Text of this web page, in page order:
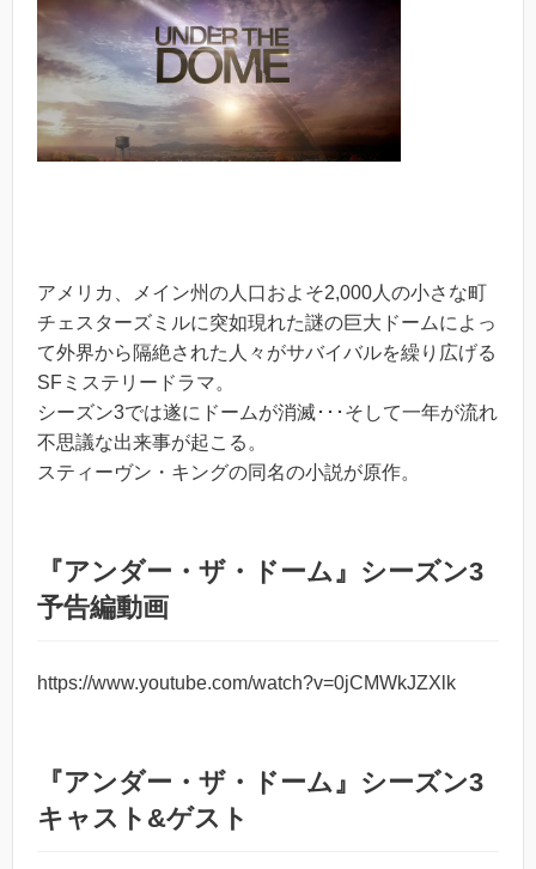
アメリカ、メイン州の人口およそ2,000人の小さな町
チェスターズミルに突如現れた謎の巨大ドームによっ
て外界から隔絶された人々がサバイバルを繰り広げる
SFミステリードラマ。
シーズン3では遂にドームが消滅･･･そして一年が流れ
不思議な出来事が起こる。
スティーヴン・キングの同名の小説が原作。
『アンダー・ザ・ドーム』シーズン3
予告編動画
https://www.youtube.com/watch?v=0jCMWkJZXlk
『アンダー・ザ・ドーム』シーズン3
キャスト&ゲスト